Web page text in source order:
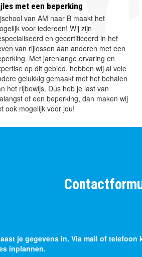
met een beperking
van AM naar B maakt het
voor iedereen! Wij zijn
en gecertificeerd in het
van rijlessen aan anderen met een
Met jarenlange ervaring en
op dit gebied, hebben wij al vele
gelukkig gemaakt met het behalen
het rijbewijs. Dus heb je last van
of een beperking, dan maken wij
ook mogelijk voor jou!
je gegevens in. Via mail of telefoon
inplannen.